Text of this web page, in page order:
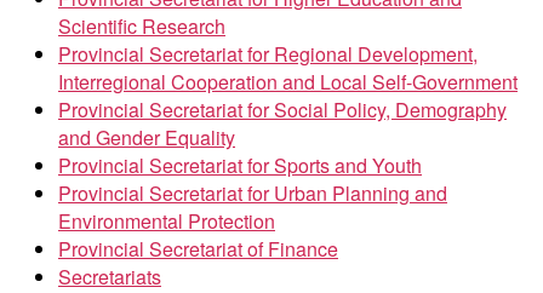
Scientific Research
Provincial Secretariat for Regional Development,
Interregional Cooperation and Local Self-Government
Provincial Secretariat for Social Policy, Demography
and Gender Equality
Provincial Secretariat for Sports and Youth
Provincial Secretariat for Urban Planning and
Environmental Protection
Provincial Secretariat of Finance
Secretariats